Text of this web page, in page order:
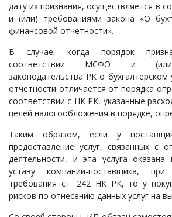
дату их признания, осуществляется в
и (или) требованиями закона «О
финансовой отчетности».
В случае, когда порядок
соответствии МСФО и (или)
законодательства РК о
отчетности отличается от порядка
соответствии с НК РК, указанные
целей налогообложения в порядке,
Таким образом, если у
предоставление услуг, связанных с
деятельности, и эта услуга
уставу компании-поставщика,
требования ст. 242 НК РК, то у
рисков по отнесению данных услуг на